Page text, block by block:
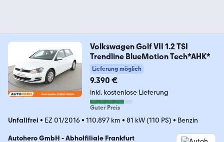
Volkswagen Golf VII 1.2 TSI
Trendline BlueMotion Tech*AHK*
Lieferung möglich
9.390 €
inkl. kostenlose Lieferung
Guter Preis
Unfallfrei • EZ 01/2016• 110.897 km • 81 kW (110 PS) • Benzin
Autohero GmbH - Abholfiliale Frankfurt